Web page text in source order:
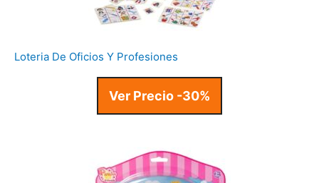
Loteria De Oficios Y Profesiones
Ver Precio -30%